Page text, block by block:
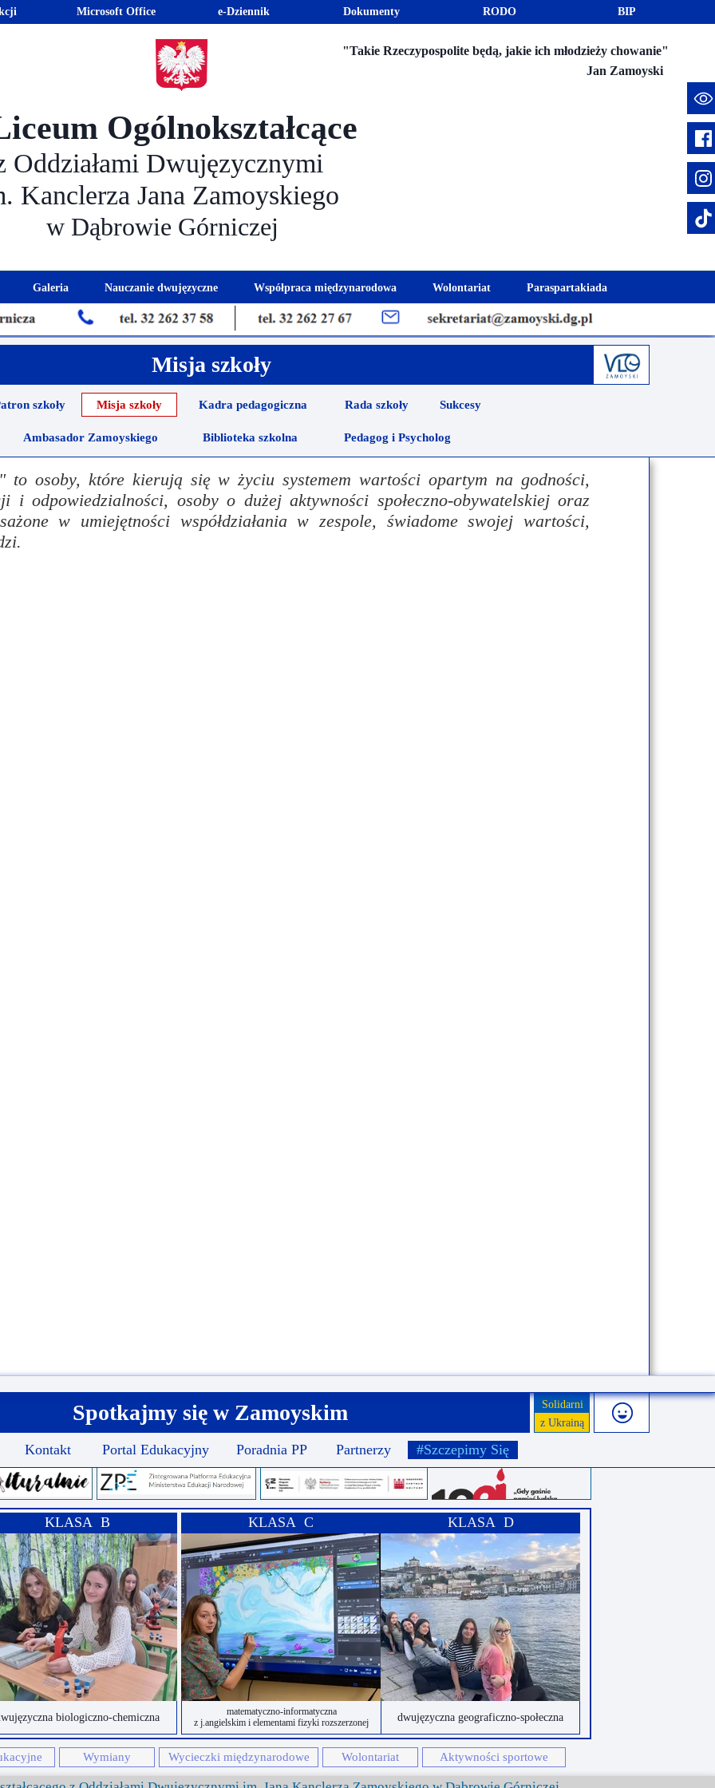
Biblioteka szkolna
Sukcesy
Misja szkoły Kadra pedagogiczna
Pedagog i Psycholog
szkoły
Ambasador Zamoyskiego
Rada szkoły
Misja szkoły
to osoby, które kierują się w życiu systemem wartości opartym na godności,
i odpowiedzialności, osoby o dużej aktywności społeczno-obywatelskiej oraz
w umiejętności współdziałania w zespole, świadome swojej wartości,
spotkań z rodzicami
Psychologiczno-Pedagogiczna
Ubezpieczenie
Galeria Nauczanie dwujęzyczne
Kadra dwujęzyczna
Współpraca międzynarodowa
Erasmus+
Youth For Understanding
Model International Criminal Court
Wycieczki międzynarodowe
Wymiana polsko-niemiecka
Wymiana polsko-portugalska
Wolontariat
Akcje charytatywne
Klub Wolontariusza "Jesteśmy z Wami"
Krwiodawstwo
WOŚP
Paraspartakiada
Fundusz Stypendialny "Jesteśmy
Integracja szkolna
Geneza i idea
językowych
Ogólnokształcące
Oddziałami Dwujęzycznymi
Kanclerza Jana Zamoyskiego
w Dąbrowie Górniczej
"Takie Rzeczypospolite będą, jakie ich młodzieży chowanie"
BIP
RODO
Dokumenty
e-Dziennik
Microsoft Office
Jan Zamoyski
Solidarni
z Ukrainą
KLASA D
KLASA C
KLASA B
dwujęzyczna geograficzno-społeczna
matematyczno-informatyczna
z j.angielskim i elementami fizyki rozszerzonej
biologiczno-chemiczna
#Szczepimy Się
Partnerzy
Poradnia PP
Wymiany Aktywności sportowe
Wycieczki międzynarodowe Wolontariat
Portal Edukacyjny
Kontakt
Spotkajmy się w Zamoyskim